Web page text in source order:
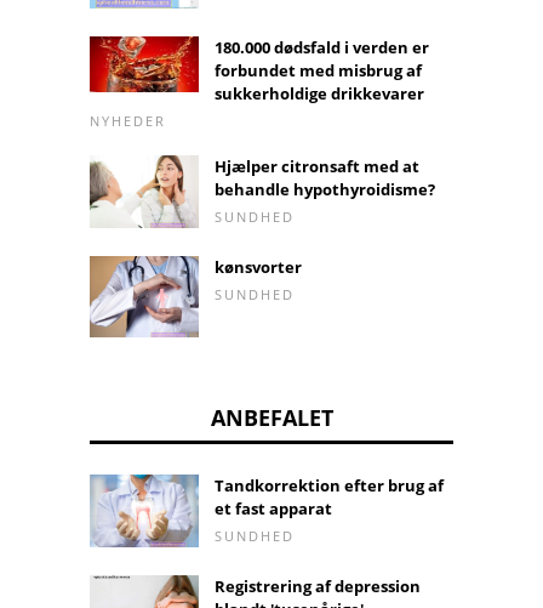
180.000 dødsfald i verden er
forbundet med misbrug af
sukkerholdige drikkevarer
NYHEDER
Hjælper citronsaft med at
behandle hypothyroidisme?
SUNDHED
kønsvorter
SUNDHED
ANBEFALET
Tandkorrektion efter brug af
et fast apparat
SUNDHED
Registrering af depression